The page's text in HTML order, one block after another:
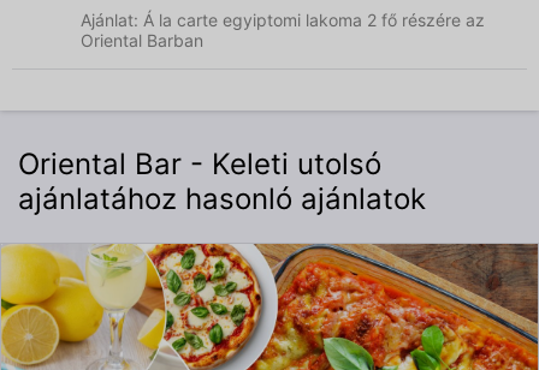
Ajánlat: Á la carte egyiptomi lakoma 2 fő részére az
Oriental Barban
Oriental Bar - Keleti utolsó
ajánlatához hasonló ajánlatok